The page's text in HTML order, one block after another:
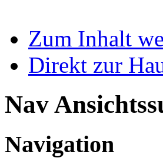
Zum Inhalt
Direkt zur
Nav
Navigation